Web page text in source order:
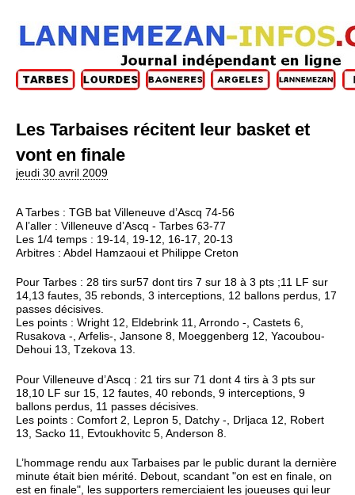
Les Tarbaises récitent leur basket et
vont en finale
jeudi 30 avril 2009
A Tarbes : TGB bat Villeneuve d’Ascq 74-56
A l’aller : Villeneuve d’Ascq - Tarbes 63-77
Les 1/4 temps : 19-14, 19-12, 16-17, 20-13
Arbitres : Abdel Hamzaoui et Philippe Creton
Pour Tarbes : 28 tirs sur57 dont tirs 7 sur 18 à 3 pts ;11 LF sur
14,13 fautes, 35 rebonds, 3 interceptions, 12 ballons perdus, 17
passes décisives.
Les points : Wright 12, Eldebrink 11, Arrondo -, Castets 6,
Rusakova -, Arfelis-, Jansone 8, Moeggenberg 12, Yacoubou-
Dehoui 13, Tzekova 13.
Pour Villeneuve d’Ascq : 21 tirs sur 71 dont 4 tirs à 3 pts sur
18,10 LF sur 15, 12 fautes, 40 rebonds, 9 interceptions, 9
ballons perdus, 11 passes décisives.
Les points : Comfort 2, Lepron 5, Datchy -, Drljaca 12, Robert
13, Sacko 11, Evtoukhovitc 5, Anderson 8.
L’hommage rendu aux Tarbaises par le public durant la dernière
minute était bien mérité. Debout, scandant "on est en finale, on
est en finale", les supporters remerciaient les joueuses qui leur